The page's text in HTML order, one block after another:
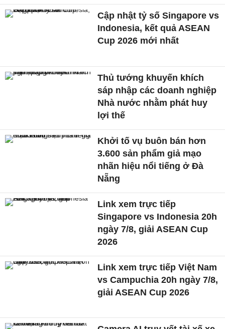
Cập nhật tỷ số Singapore vs
Indonesia, kết quả ASEAN
Cup 2026 mới nhất
Thủ tướng khuyến khích
sáp nhập các doanh nghiệp
Nhà nước nhằm phát huy
lợi thế
Khởi tố vụ buôn bán hơn
3.600 sản phẩm giả mạo
nhãn hiệu nổi tiếng ở Đà
Nẵng
Link xem trực tiếp
Singapore vs Indonesia 20h
ngày 7/8, giải ASEAN Cup
2026
Link xem trực tiếp Việt Nam
vs Campuchia 20h ngày 7/8,
giải ASEAN Cup 2026